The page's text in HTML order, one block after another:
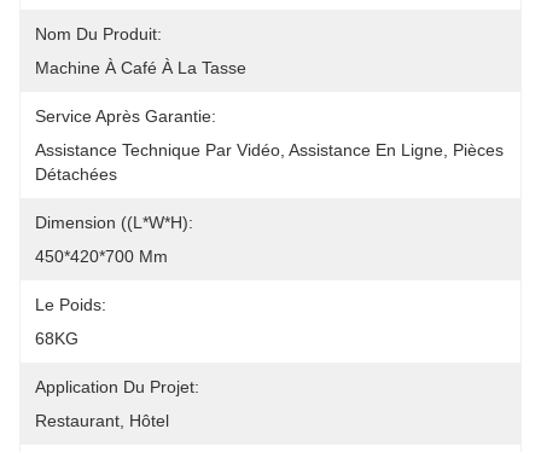
Nom Du Produit:
Machine À Café À La Tasse
Service Après Garantie:
Assistance Technique Par Vidéo, Assistance En Ligne, Pièces
Détachées
Dimension ((L*W*H):
450*420*700 Mm
Le Poids:
68KG
Application Du Projet:
Restaurant, Hôtel